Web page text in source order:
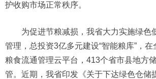
护收购市场正常秩序。
为促进节粮减损，我省大力实施绿色
管理，总投资3亿多元建设“智能粮库”，
粮食流通管理云平台，413个省市县地方
管。近期，我省印发《关于下达绿色仓储